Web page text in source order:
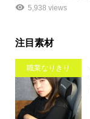
5,938 views
注目素材
職業なりきり